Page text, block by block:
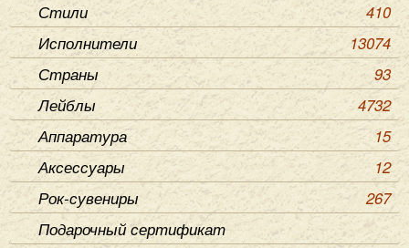
Стили
410
Исполнители
13074
Страны
93
Лейблы
4732
Аппаратура
15
Аксессуары
12
Рок-сувениры
267
Подарочный сертификат